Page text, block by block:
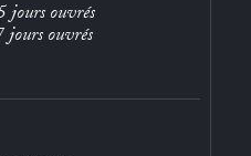
jours ouvrés
jours ouvrés